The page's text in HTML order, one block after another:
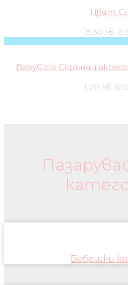
Цвят:
18,60 лв.
BabyGalix Скрънчи
1,00 лв.
Бебешки